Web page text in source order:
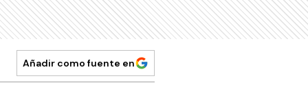
Añadir como fuente en